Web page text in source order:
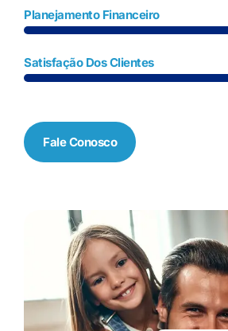
Planejamento Financeiro
Satisfação Dos Clientes
Fale Conosco